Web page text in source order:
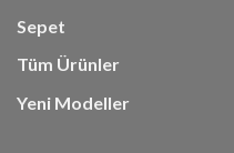
Sepet
Tüm Ürünler
Yeni Modeller